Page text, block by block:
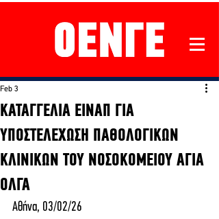
ΚΑΤΑΓΓΕΛΙΑ ΕΙΝΑΠ ΓΙΑ
ΥΠΟΣΤΕΛΕΧΩΣΗ ΠΑΘΟΛΟΓΙΚΩΝ
ΚΛΙΝΙΚΩΝ ΤΟΥ ΝΟΣΟΚΟΜΕΙΟΥ ΑΓΙΑ
ΟΛΓΑ
Feb 3
Αθήνα, 03/02/26